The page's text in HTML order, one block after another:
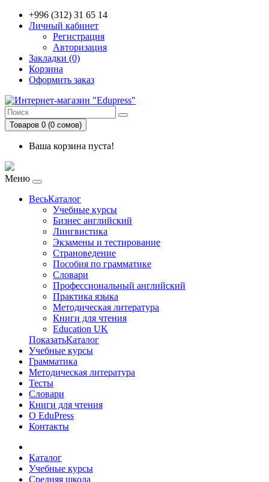
+996 (312) 31 65 14
Личный кабинет
Регистрация
Авторизация
Закладки (0)
Корзина
Оформить заказ
Товаров 0 (0 сомов)
Ваша корзина пуста!
Меню
ВесьКаталог
Учебные курсы
Бизнес английский
Лингвистика
Экзамены и тестирование
Страноведение
Пособия по грамматике
Словари
Профессиональный английский
Практика языка
Методическая литература
Книги для чтения
Education UK
ПоказатьКаталог
Учебные курсы
Грамматика
Методическая литература
Тесты
Словари
Книги для чтения
О EduPress
Контакты
Каталог
Учебные курсы
Средняя школа